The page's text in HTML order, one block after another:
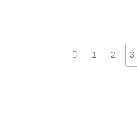
1 2 3